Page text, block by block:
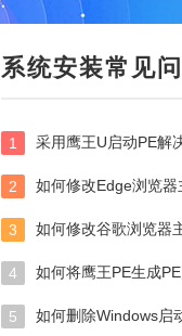
系统安装常见
1 采用鹰王U启动PE解
2 如何修改Edge浏览器
3 如何修改谷歌浏览器
4 如何将鹰王PE生成
5 如何删除Windows启